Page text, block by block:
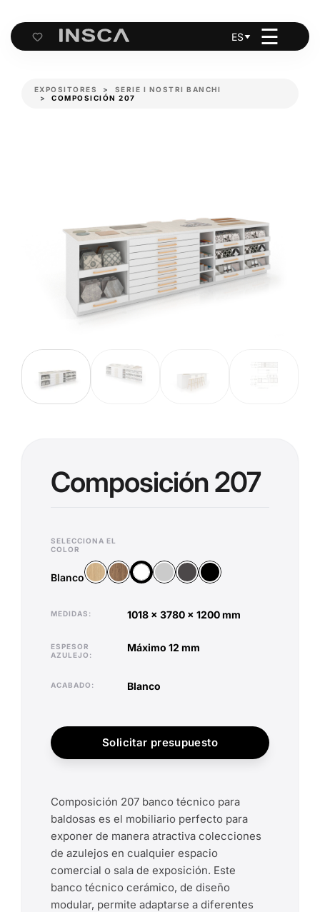
Cart
ES ☰
EXPOSITORES
SERIE I NOSTRI BANCHI
COMPOSICIÓN 207
Composición 207
SELECCIONA EL
COLOR
Blanco
Madera Vicenza
Madera Old Oak
BlancoPlataAntracitaNegro
MEDIDAS 1018 x 3780 x 1200 mm
ESPESOR
AZULEJO
máximo 12 mm
ACABADO blanco
Solicitar presupuesto
Composición 207 banco técnico para
baldosas es el mobiliario perfecto para
exponer de manera atractiva colecciones
de azulejos en cualquier espacio
comercial o sala de exposición. Este
banco técnico cerámico, de diseño
modular, permite adaptarse a diferentes